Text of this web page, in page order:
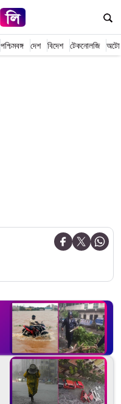
পশ্চিমবঙ্গ দেশ বিদেশ টেকনোলজি অটো